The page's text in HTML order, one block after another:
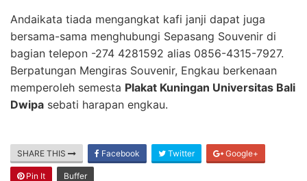
Andaikata tiada mengangkat kafi janji dapat juga
bersama-sama menghubungi Sepasang Souvenir di
bagian telepon -274 4281592 alias 0856-4315-7927.
Berpatungan Mengiras Souvenir, Engkau berkenaan
memperoleh semesta Plakat Kuningan Universitas Bali
Dwipa sebati harapan engkau.
SHARE THIS Facebook Twitter Google+
Pin It Buffer